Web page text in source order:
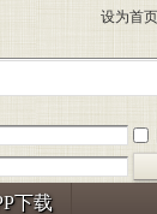
设为首页
下载